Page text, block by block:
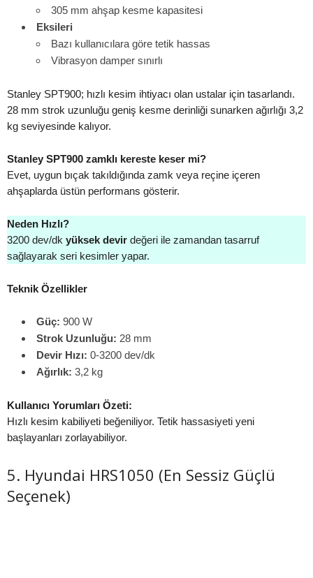
305 mm ahşap kesme kapasitesi
Eksileri
Bazı kullanıcılara göre tetik hassas
Vibrasyon damper sınırlı
Stanley SPT900; hızlı kesim ihtiyacı olan ustalar için tasarlandı.
28 mm strok uzunluğu geniş kesme derinliği sunarken ağırlığı 3,2
kg seviyesinde kalıyor.
Stanley SPT900 zamklı kereste keser mi?
Evet, uygun bıçak takıldığında zamk veya reçine içeren
ahşaplarda üstün performans gösterir.
Neden Hızlı?
3200 dev/dk yüksek devir değeri ile zamandan tasarruf
sağlayarak seri kesimler yapar.
Teknik Özellikler
Güç: 900 W
Strok Uzunluğu: 28 mm
Devir Hızı: 0-3200 dev/dk
Ağırlık: 3,2 kg
Kullanıcı Yorumları Özeti:
Hızlı kesim kabiliyeti beğeniliyor. Tetik hassasiyeti yeni
başlayanları zorlayabiliyor.
5. Hyundai HRS1050 (En Sessiz Güçlü
Seçenek)